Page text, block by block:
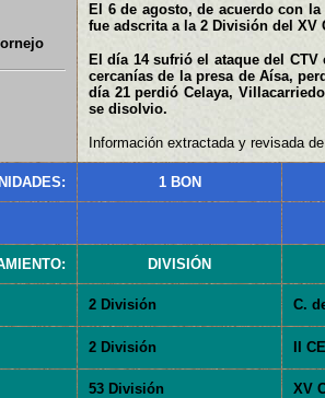
El 6 de agosto, de acuerdo con
fue adscrita a la 2 División del XV
El día 14 sufrió el ataque del
cercanías de la presa de Aísa,
día 21 perdió Celaya,
se disolvio.
Información extractada y revisada
1 BON
DIVISIÓN
2 División C.
2 División II
53 División XV